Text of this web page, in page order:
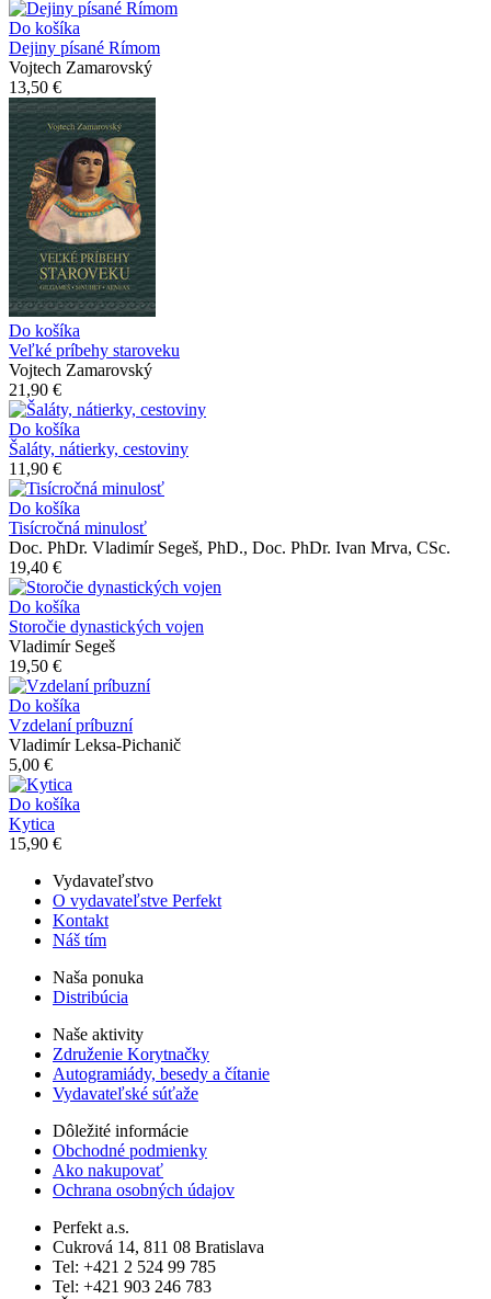
Do košíka
Dejiny písané Rímom
Vojtech Zamarovský
13,50 €
Do košíka
Veľké príbehy staroveku
Vojtech Zamarovský
21,90 €
Do košíka
Šaláty, nátierky, cestoviny
11,90 €
Do košíka
Tisícročná minulosť
Doc. PhDr. Vladimír Segeš, PhD., Doc. PhDr. Ivan Mrva, CSc.
19,40 €
Do košíka
Storočie dynastických vojen
Vladimír Segeš
19,50 €
Do košíka
Vzdelaní príbuzní
Vladimír Leksa-Pichanič
5,00 €
Do košíka
Kytica
15,90 €
Vydavateľstvo
O vydavateľstve Perfekt
Kontakt
Náš tím
Naša ponuka
Distribúcia
Naše aktivity
Združenie Korytnačky
Autogramiády, besedy a čítanie
Vydavateľské súťaže
Dôležité informácie
Obchodné podmienky
Ako nakupovať
Ochrana osobných údajov
Perfekt a.s.
Cukrová 14, 811 08 Bratislava
Tel: +421 2 524 99 785
Tel: +421 903 246 783